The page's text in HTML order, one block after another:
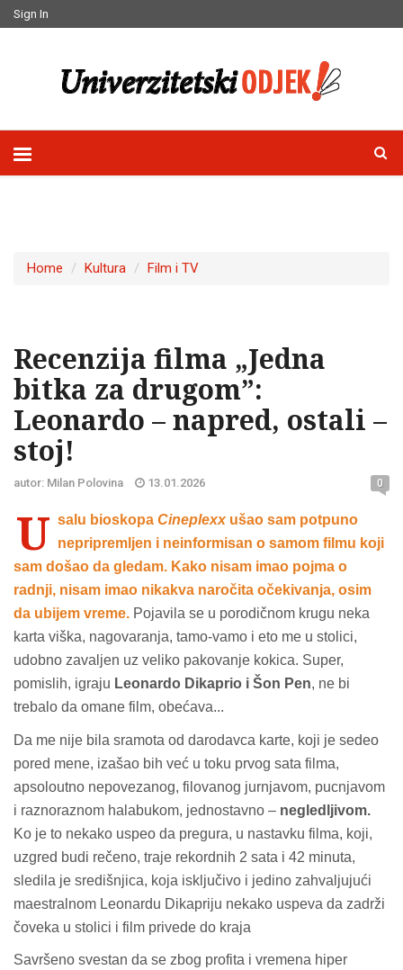
Sign In
Home Kultura Film i TV
Recenzija filma „Jedna
bitka za drugom”:
Leonardo – napred, ostali –
stoj!
autor: Milan Polovina 13.01.2026 0
U salu bioskopa Cineplexxušao sam potpuno
nepripremljen i neinformisan o samom filmu koji
sam došao da gledam. Kako nisam imao pojma o
radnji, nisam imao nikakva naročita očekivanja, osim
da ubijem vreme. Pojavila se u porodičnom krugu neka
karta viška, nagovaranja, tamo-vamo i eto me u stolici,
udobno zavaljen uz veliko pakovanje kokica. Super,
pomislih, igraju Leonardo Dikaprio i Šon Pen, ne bi
trebalo da omane film, obećava...
Da me nije bila sramota od darodavca karte, koji je sedeo
pored mene, izašao bih već u toku prvog sata filma,
apsoloutno nepovezanog, filovanog jurnjavom, pucnjavom
i raznoraznom halabukom, jednostavno – negledljivom.
Ko je to nekako uspeo da pregura, u nastavku filma, koji,
uzgred budi rečeno, traje rekordnih 2 sata i 42 minuta,
sledila je središnjica, koja isključivo i jedino zahvaljujući
maestralnom Leonardu Dikapriju nekako uspeva da zadrži
čoveka u stolici i film privede do kraja
Savršeno svestan da se zbog profita i vremena hiper